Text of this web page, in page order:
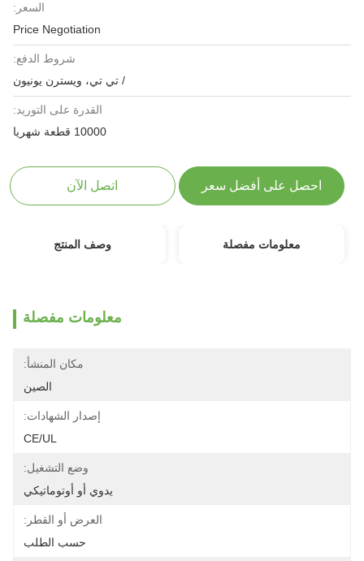
السعر:
Price Negotiation
شروط الدفع:
/ تي تي، ويسترن يونيون
القدرة على التوريد:
10000 قطعة شهريا
احصل على أفضل سعر اتصل الآن
معلومات مفصلة وصف المنتج
معلومات مفصلة
مكان المنشأ:
الصين
إصدار الشهادات:
CE/UL
وضع التشغيل:
يدوي أو أوتوماتيكي
العرض أو القطر:
حسب الطلب